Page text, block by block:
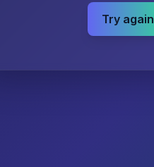
Try again